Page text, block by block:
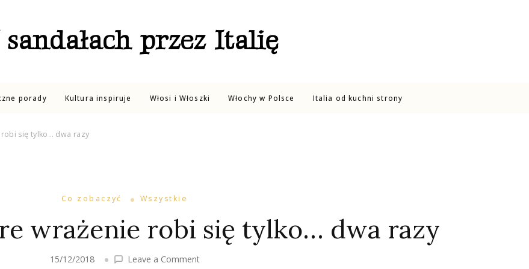
przez Italię
porady Kultura inspiruje Włosi i Włoszki Włochy w Polsce Italia od kuchni strony
się tylko… dwa razy
Co zobaczyć Wszystkie
wrażenie robi się tylko… dwa razy
15/12/2018 Leave a Commenton